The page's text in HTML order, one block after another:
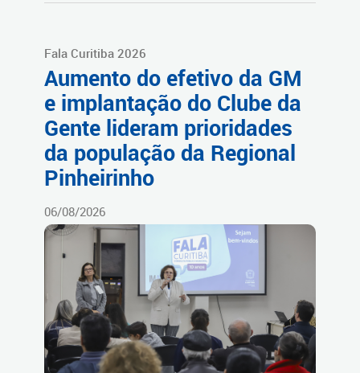
Fala Curitiba 2026
Aumento do efetivo da GM
e implantação do Clube da
Gente lideram prioridades
da população da Regional
Pinheirinho
06/08/2026